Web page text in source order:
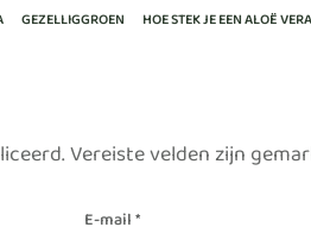
GEZELLIGGROEN HOE STEK JE EEN ALOË VERA
Vereiste velden zijn
E-mail*